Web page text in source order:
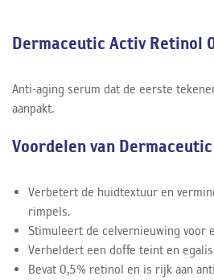
Dermaceutic Activ Retinol
Anti-aging serum dat de eerste
aanpakt.
Voordelen van
Verbetert de huidtextuur en
rimpels.
Stimuleert de celvernieuwing voor
Verheldert een doffe teint en
Bevat 0,5% retinol en is rijk aan